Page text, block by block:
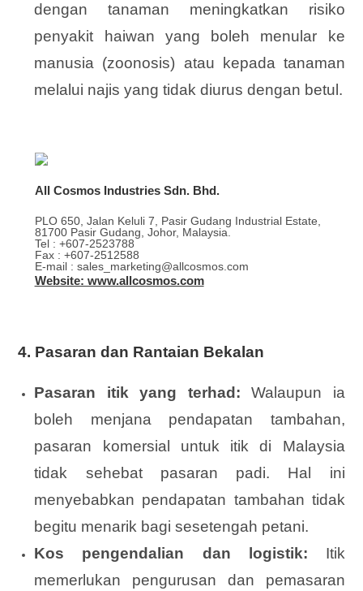
dengan tanaman meningkatkan risiko
penyakit haiwan yang boleh menular ke
manusia (zoonosis) atau kepada tanaman
melalui najis yang tidak diurus dengan betul.
All Cosmos Industries Sdn. Bhd.
PLO 650, Jalan Keluli 7, Pasir Gudang Industrial Estate,
81700 Pasir Gudang, Johor, Malaysia.
Tel : +607-2523788
Fax : +607-2512588
E-mail : sales_marketing@allcosmos.com
Website: www.allcosmos.com
4. Pasaran dan Rantaian Bekalan
Pasaran itik yang terhad: Walaupun ia
boleh menjana pendapatan tambahan,
pasaran komersial untuk itik di Malaysia
tidak sehebat pasaran padi. Hal ini
menyebabkan pendapatan tambahan tidak
begitu menarik bagi sesetengah petani.
Kos pengendalian dan logistik: Itik
memerlukan pengurusan dan pemasaran